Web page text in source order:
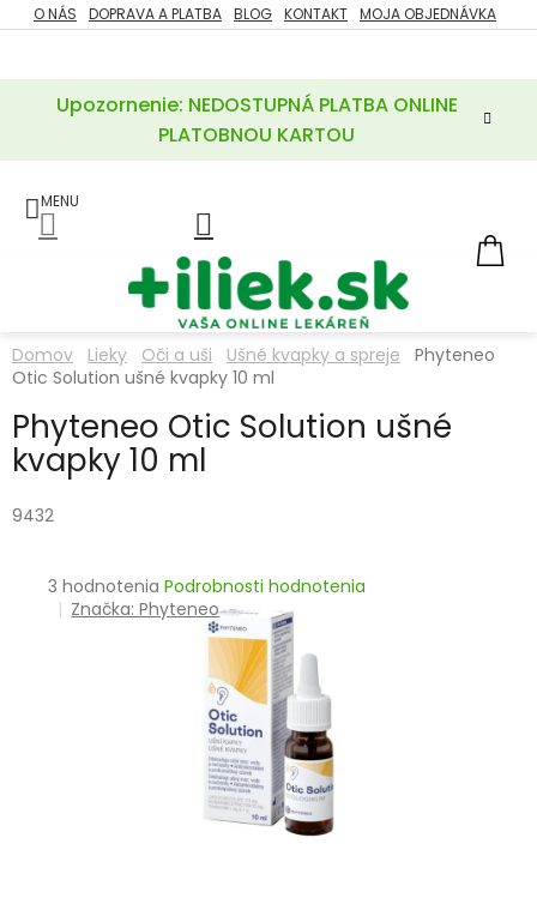
Prejsť
na
Upozornenie: NEDOSTUPNÁ PLATBA ONLINE
PLATOBNOU KARTOU
O NÁS DOPRAVA A PLATBA BLOG KONTAKT MOJA OBJEDNÁVKA
ZĽAVY
POTREBY
A
LIEKY
VITAMÍNY
MINERÁLY
KOZMETIKA
EROTIKA
Domov Lieky Oči a uši Ušné kvapky a spreje
Phyteneo
Otic Solution ušné kvapky 10 ml
Phyteneo Otic Solution ušné
kvapky 10 ml
9432
Priemerné
hodnotenie
3 hodnotenia Podrobnosti hodnotenia
Značka:Phyteneo